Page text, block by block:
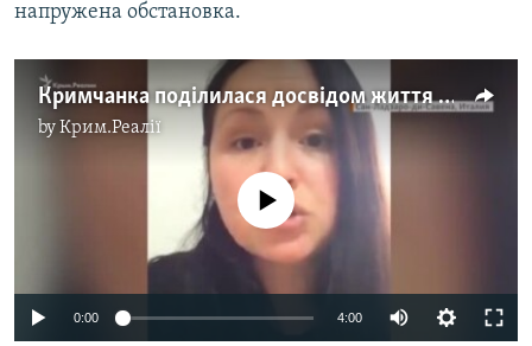
напружена обстановка.
Кримчанка поділилася досвідом життя в Італії під час пандемії (відео)
byКрим.Реалії
No media source currently available
0:00 4:00